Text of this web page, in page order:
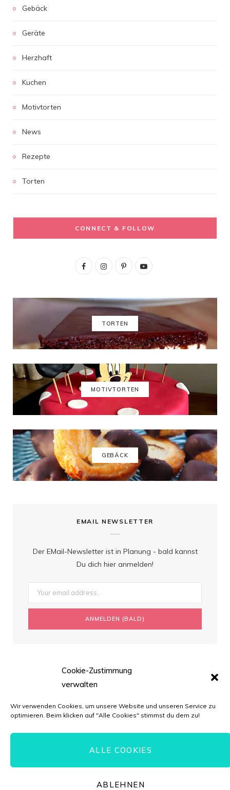
Cookie-Zustimmung
verwalten
Wir verwenden Cookies, um unsere Website und unseren Service zu
optimieren. Beim klicken auf "Alle Cookies" stimmst du dem zu!
ALLE COOKIES
ABLEHNEN
Gebäck
Geräte
Herzhaft
Kuchen
Motivtorten
News
Rezepte
Torten
CONNECT & FOLLOW
F
c
b
o
I
s
t
a
r
a
P
n
t
e
e
s
t
Y
u
T
u
e
TORTEN
MOTIVTORTEN
GEBÄCK
EMAIL NEWSLETTER
Der EMail-Newsletter ist in Planung - bald kannst
Du dich hier anmelden!